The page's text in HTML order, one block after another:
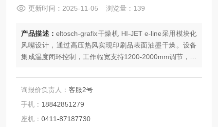
更新时间：2025-11-05 浏览量：139
产品描述：eltosch-grafix干燥机 HI-JET e-line采用模块化
风嘴设计，通过高压热风实现印刷品表面油墨干燥。设备
集成温度闭环控制，工作幅宽支持1200-2000mm调节，适
询报价负责人：客服2号
手机： 18842851279
座机：0411-87187730